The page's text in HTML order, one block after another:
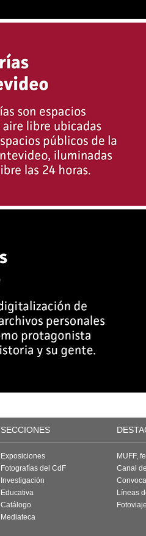
SECCIONES
Exposiciones
Fotografías del CdF
Investigación
Educativa
Catálogo
Mediateca
MUFF,
Canal
Líneas